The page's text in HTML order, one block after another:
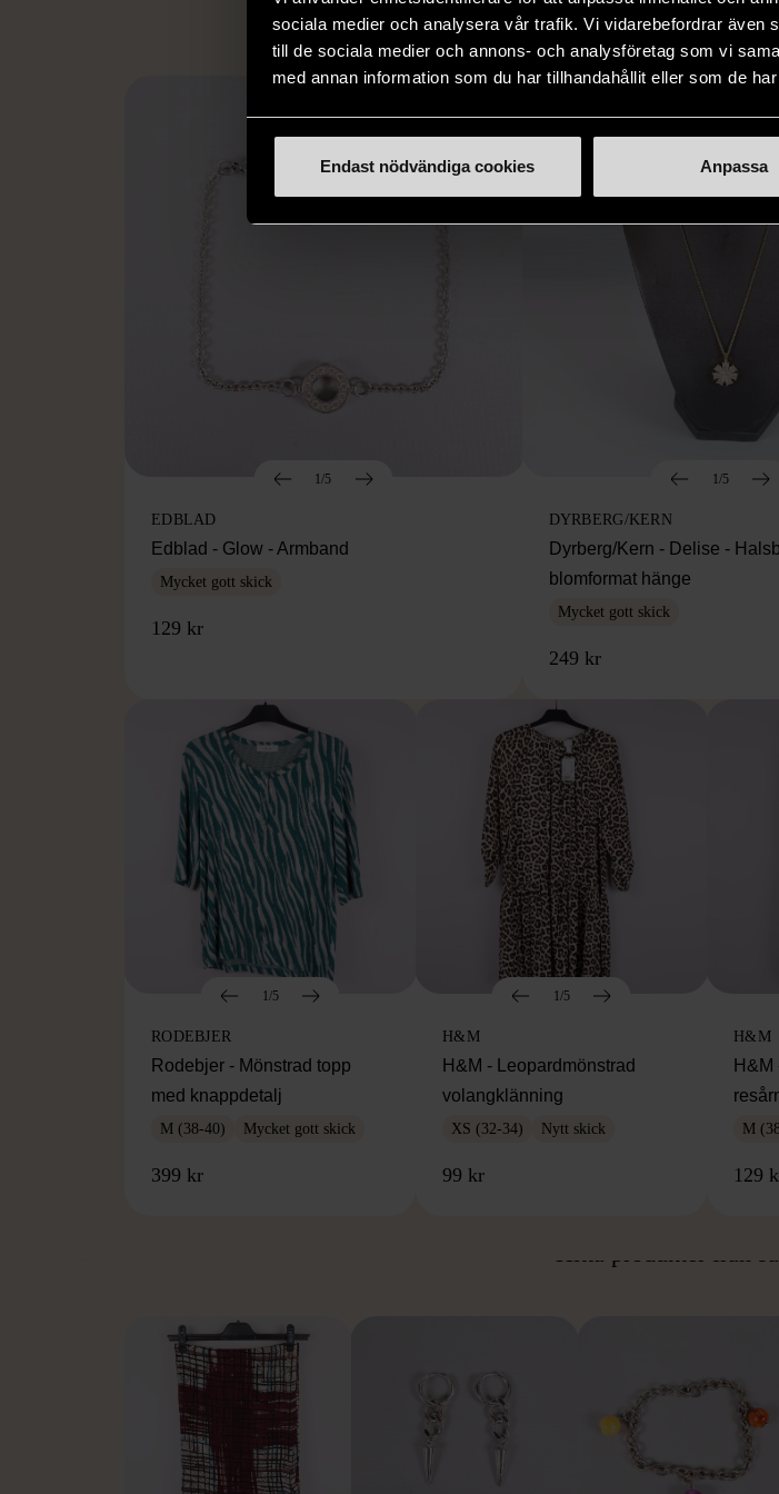
sociala medier och analysera vår trafik. Vi vidarebefordrar även
till de sociala medier och annons- och analysföretag som vi
med annan information som du har tillhandahållit eller som de
Endast nödvändiga cookies Anpassa
Hitta produkter som
1/5
EDBLAD
Edblad - Glow - Armband
Mycket gott skick
129 kr
1/5
DYRBERG/KERN
Dyrberg/Kern - Delise -
blomformat hänge
Mycket gott skick
249 kr
1/5
RODEBJER
Rodebjer - Mönstrad topp
med knappdetalj
M (38-40) Mycket gott skick
399 kr
1/5
H&M
H&M - Leopardmönstrad
volangklänning
XS (32-34) Nytt skick
99 kr
H&M
H&M
M
129